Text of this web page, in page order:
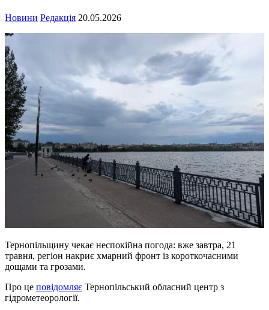
Новини Редакція 20.05.2026
Тернопільщину чекає неспокійна погода: вже завтра, 21
травня, регіон накриє хмарний фронт із короткочасними
дощами та грозами.
Про це повідомляє Тернопільський обласний центр з
гідрометеорології.